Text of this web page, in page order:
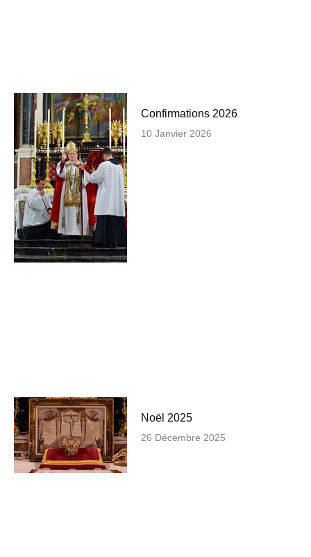
Confirmations 2026
10 Janvier 2026
Noël 2025
26 Décembre 2025